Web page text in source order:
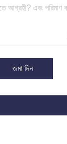
জমা দিন